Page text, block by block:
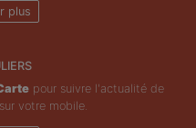
plus
pour suivre l'actualité de
votre mobile.